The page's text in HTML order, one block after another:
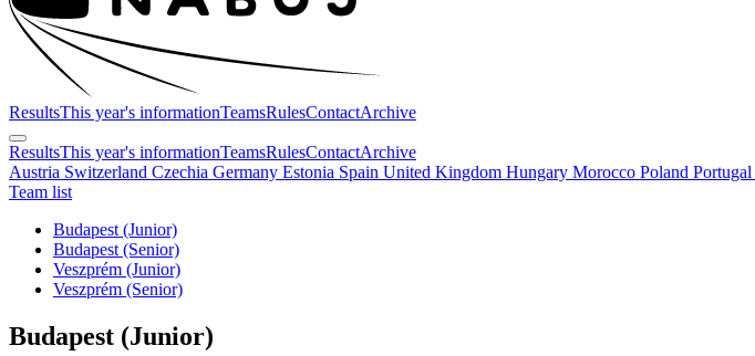
ResultsThis year's informationTeamsRulesContactArchive
ResultsThis year's informationTeamsRulesContactArchive
Austria Switzerland Czechia Germany Estonia Spain United Kingdom Hungary Morocco Poland Portugal
Team list
Budapest (Junior)
Budapest (Senior)
Veszprém (Junior)
Veszprém (Senior)
Budapest (Junior)